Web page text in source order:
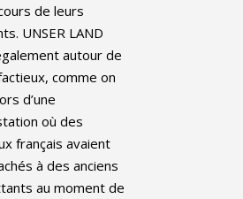
de leurs
UNSER LAND
autour de
comme on
d’une
où des
français avaient
à des anciens
au moment de